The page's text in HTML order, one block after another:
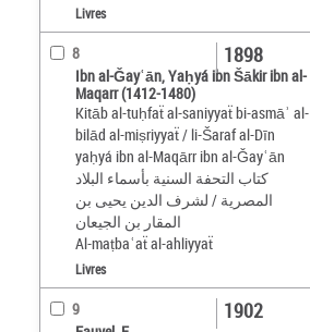
Livres
8
Ibn al-Ǧayʿān, Yaḥyá ibn Šākir ibn al-
Maqarr (1412-1480)
Kitāb al-tuḥfaẗ al-saniyyaẗ bi-asmāʾ al-
bilād al-miṣriyyaẗ / li-Šaraf al-Dīn
yaḥyá ibn al-Maqārr ibn al-Ǧayʿān
كتاب التحفة السنية بأسماء البلاد
المصرية / لشرف الدين يحيى بن
المقار بن الجيعان
Al-maṭbaʿaẗ al-ahliyyaẗ
1898
Livres
9
1902